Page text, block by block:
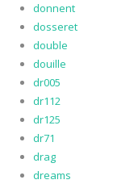
donnent
dosseret
double
douille
dr005
dr112
dr125
dr71
drag
dreams